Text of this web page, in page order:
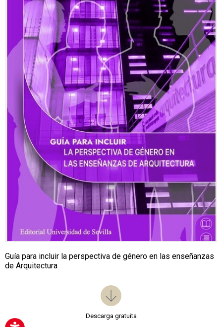
Guía para incluir la perspectiva de género en las enseñanzas
de Arquitectura
Descarga gratuita